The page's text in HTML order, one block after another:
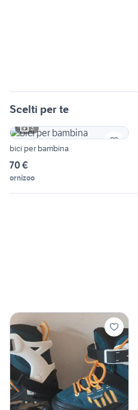
Scelti per te
3
bici per bambina
70 €
ornizoo